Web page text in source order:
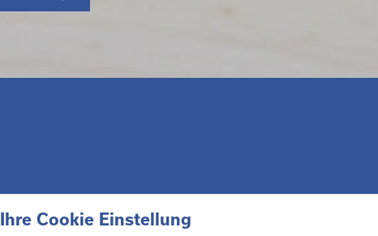
Ihre Cookie Einstellung